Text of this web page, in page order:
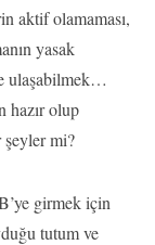
aktif olamaması,
yasak
ulaşabilmek…
hazır olup
şeyler mi?
girmek için
tutum ve